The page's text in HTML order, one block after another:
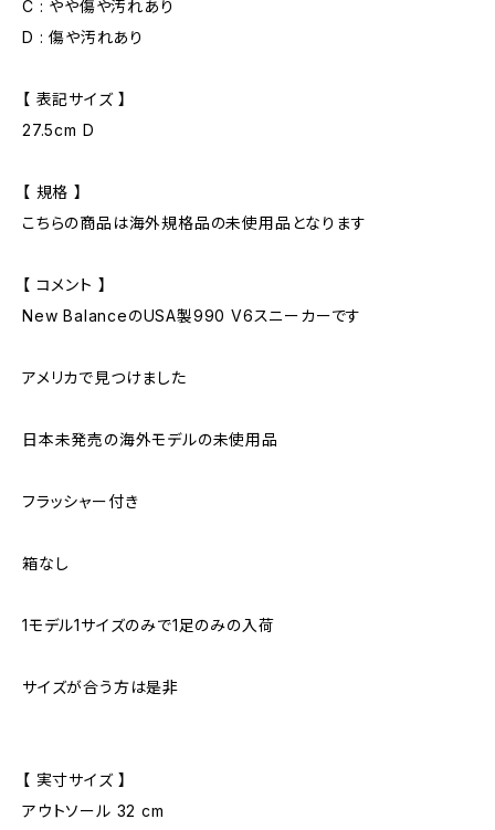
C : やや傷や汚れあり
D : 傷や汚れあり
【 表記サイズ 】
27.5cm D
【 規格 】
こちらの商品は海外規格品の未使用品となります
【 コメント 】
New BalanceのUSA製990 V6スニーカーです
アメリカで見つけました
日本未発売の海外モデルの未使用品
フラッシャー付き
箱なし
1モデル1サイズのみで1足のみの入荷
サイズが合う方は是非
【 実寸サイズ 】
アウトソール 32 cm